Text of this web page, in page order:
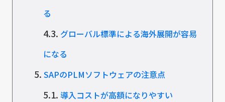
る
4.3. グローバル標準による海外展開が容易
になる
5. SAPのPLMソフトウェアの注意点
5.1. 導入コストが高額になりやすい